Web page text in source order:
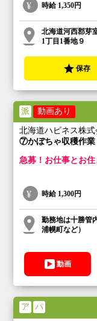
時給 1,350円
北海道河西郡芽
1丁目1番地９
保存
派 動画あり
北海道ハピネス株式
⑦かぼちゃ収穫作業
急募！お仕事とお
時給 1,300円
勤務地は十勝管
浦幌町など）
動画
ア パ